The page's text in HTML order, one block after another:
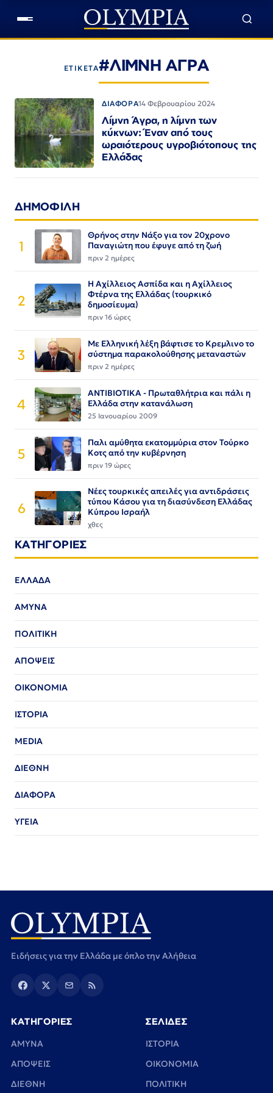
ΕΤΙΚΕΤΑ#ΛΙΜΝΗ ΑΓΡΑ
ΔΙΑΦΟΡΑ14 Φεβρουαρίου 2024
Λίμνη Άγρα, η λίμνη των
κύκνων: Έναν από τους
ωραιότερους υγροβιότοπους της
Ελλάδας
ΔΗΜΟΦΙΛΗ
1
Θρήνος στην Νάξο για τον 20χρονο
Παναγιώτη που έφυγε από τη ζωή
πριν 2 ημέρες
2
Η Αχίλλειος Ασπίδα και η Αχίλλειος
Φτέρνα της Ελλάδας (τουρκικό
δημοσίευμα)
πριν 16 ώρες
3
Με Ελληνική λέξη βάφτισε το Κρεμλινο το
σύστημα παρακολούθησης μεταναστών
πριν 2 ημέρες
4
ΑΝΤΙΒΙΟΤΙΚΑ - Πρωταθλήτρια και πάλι η
Ελλάδα στην κατανάλωση
25 Ιανουαρίου 2009
5
Παλι αμύθητα εκατομμύρια στον Τούρκο
Κοτς από την κυβέρνηση
πριν 19 ώρες
6
Νέες τουρκικές απειλές για αντιδράσεις
τύπου Κάσου για τη διασύνδεση Ελλάδας
Κύπρου Ισραήλ
χθες
ΚΑΤΗΓΟΡΙΕΣ
ΕΛΛΑΔΑ
ΑΜΥΝΑ
ΠΟΛΙΤΙΚΗ
ΑΠΟΨΕΙΣ
ΟΙΚΟΝΟΜΙΑ
ΙΣΤΟΡΙΑ
MEDIA
ΔΙΕΘΝΗ
ΔΙΑΦΟΡΑ
ΥΓΕΙΑ
Ειδήσεις για την Ελλάδα με όπλο την Αλήθεια
ΚΑΤΗΓΟΡΙΕΣ
ΑΜΥΝΑ
ΑΠΟΨΕΙΣ
ΔΙΕΘΝΗ
ΣΕΛΙΔΕΣ
ΙΣΤΟΡΙΑ
ΟΙΚΟΝΟΜΙΑ
ΠΟΛΙΤΙΚΗ